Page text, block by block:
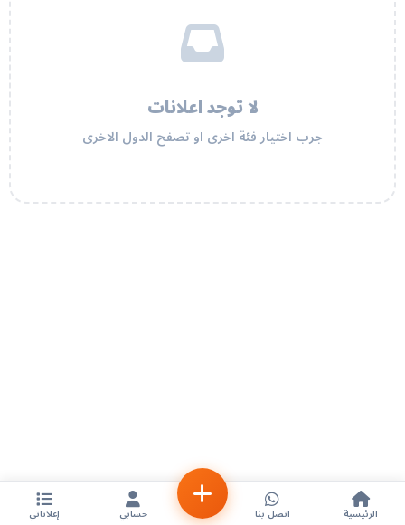
لا توجد اعلانات
جرب اختيار فئة اخرى او تصفح الدول الاخرى
الرئيسية اتصل بنا حسابي إعلاناتي